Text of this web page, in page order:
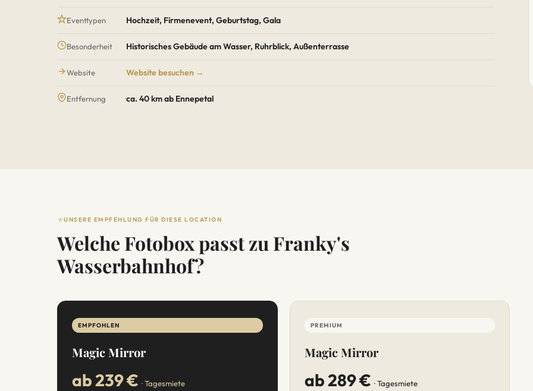
Eventtypen Hochzeit, Firmenevent, Geburtstag, Gala
Besonderheit Historisches Gebäude am Wasser, Ruhrblick, Außenterrasse
Website Website besuchen →
Entfernung ca. 40 km ab Ennepetal
UNSERE EMPFEHLUNG FÜR DIESE LOCATION
Welche Fotobox passt zu Franky's
Wasserbahnhof?
EMPFOHLEN
Magic Mirror
ab 239 € · Tagesmiete
PREMIUM
Magic Mirror
ab 289 € · Tagesmiete